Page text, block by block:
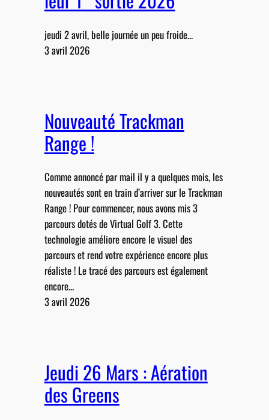
jeudi 2 avril, belle journée un peu froide…
3 avril 2026
Nouveauté Trackman
Range !
Comme annoncé par mail il y a quelques mois, les
nouveautés sont en train d’arriver sur le Trackman
Range ! Pour commencer, nous avons mis 3
parcours dotés de Virtual Golf 3. Cette
technologie améliore encore le visuel des
parcours et rend votre expérience encore plus
réaliste ! Le tracé des parcours est également
encore…
3 avril 2026
Jeudi 26 Mars : Aération
des Greens